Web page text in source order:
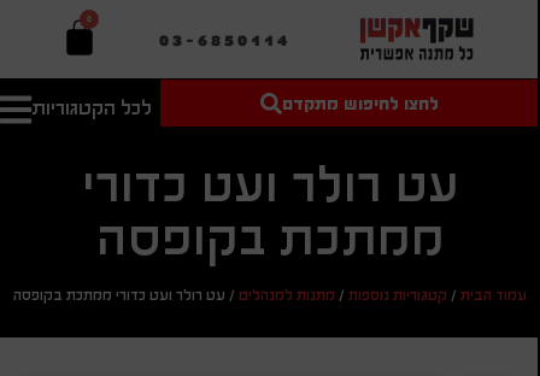
03-6850114
0
לכל הקטגוריות
טקסט חופשי
מחיר מיני'
מחיר מקס'
אישית
לחצו לחיפוש מתקדם
עט רולר ועט כדורי
ממתכת בקופסה
עמוד הבית/ קטגוריות נוספות/ מתנות למנהלים/ עט רולר ועט כדורי ממתכת בקופסה